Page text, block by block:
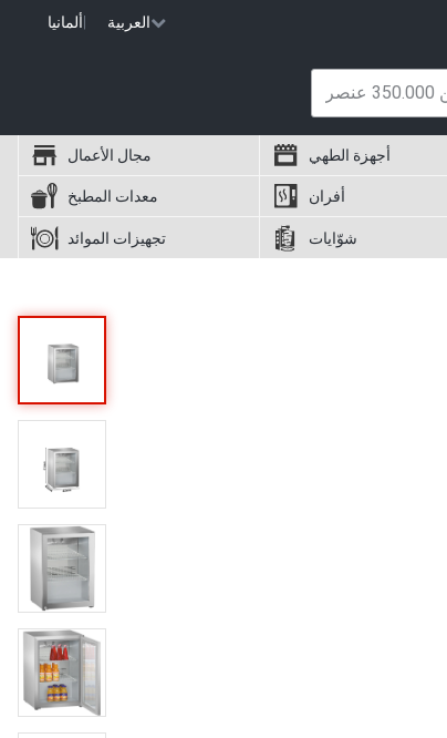
ألمانيا العربية
مجال الأعمال أجهزة الطهي
معدات المطبخ أفران
تجهيزات الموائد شوّايات